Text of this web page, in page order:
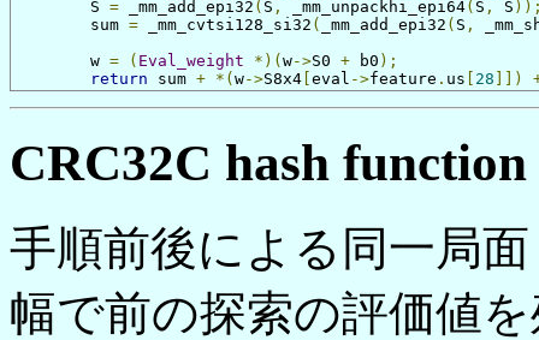
	S
= _mm_add_epi32 ( S , _mm_unpackhi_epi64( S , S
	sum
= _mm_cvtsi128_si32 ( _mm_add_epi32 ( S ,
	w
= ( Eval_weight *)( w->S0 + b0 );
return sum + *( w->S8x4 eval ->feature . us 28 ]])
CRC32C hash
手順前後による同一局
幅で前の探索の評価値